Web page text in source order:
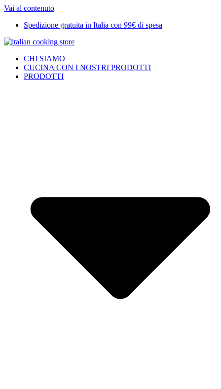
Vai al contenuto
Spedizione gratuita in Italia con 99€ di spesa
CHI SIAMO
CUCINA CON I NOSTRI PRODOTTI
PRODOTTI